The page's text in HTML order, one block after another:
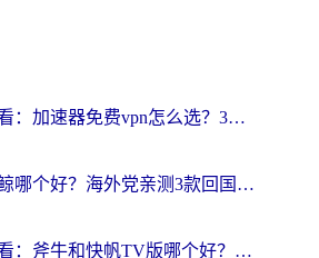
海外党必看：加速器免费vpn怎么选？3步教你无缝访问国内资源
穿梭和巨鲸哪个好？海外党亲测3款回国加速器，教你避开90%的坑
海外党必看：斧牛和快帆TV版哪个好？3分钟选对回国加速器，无缝刷B站、追热剧